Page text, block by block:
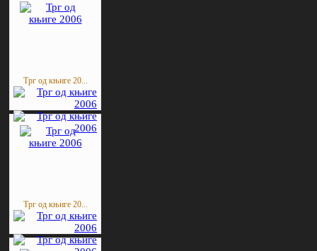
Трг од књиге 20...
Трг од књиге 20...